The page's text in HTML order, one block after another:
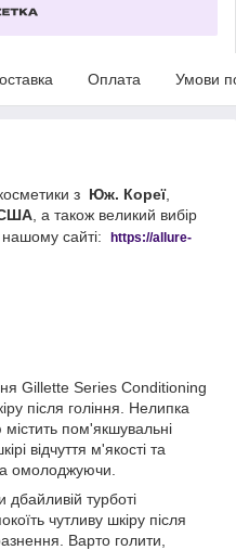
Оплата Умови
з Юж. Кореї,
, а також великий вибір
сайті: https://allure-
Gillette Series Conditioning
після гоління. Нелипка
пом'якшувальні
відчуття м'якості та
омолоджуючи.
турботі
чутливу шкіру після
Варто голити,